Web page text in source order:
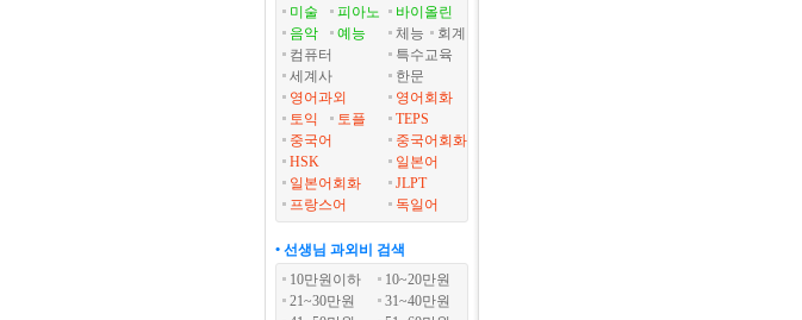
미술
피아노
바이올린
음악
예능 체능
회계
컴퓨터
특수교육
세계사
한문
영어과외
영어회화
토익
토플
TEPS
중국어
중국어회화
HSK
일본어
일본어회화
JLPT
프랑스어
독일어
• 선생님 과외비 검색
10만원이하
10~20만원
21~30만원
31~40만원